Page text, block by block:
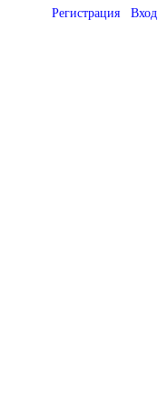
Регистрация Вход